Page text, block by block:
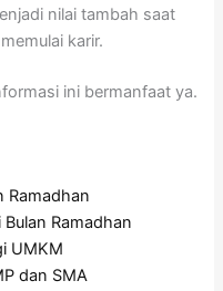
nilai tambah saat
karir.
ini bermanfaat ya.
Ramadhan
Ramadhan
UMKM
dan SMA